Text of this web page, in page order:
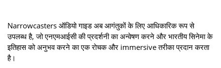
Narrowcasters ऑडियो गाइड अब आगंतुकों के लिए आधिकारिक रूप से
उपलब्ध है, जो एनएमआईसी की प्रदर्शनी का अन्वेषण करने और भारतीय सिनेमा के
इतिहास को अनुभव करने का एक रोचक और immersive तरीका प्रदान करता
है।